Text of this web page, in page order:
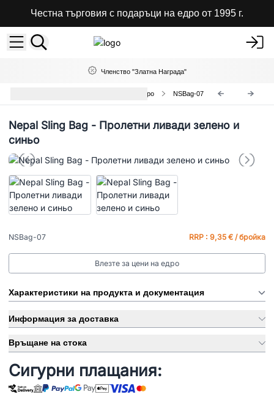
Честна търговия с подаръци на едро от 1995 г.
Членство "Златна Награда"
Непалски Чанти През Рамо на Едро NSBag-07
Nepal Sling Bag - Пролетни ливади зелено и
синьо
NSBag-07 RRP : 9,35 € / бройка
Влезте за цени на едро
Характеристики на продукта и документация
Информация за доставка
Връщане на стока
Сигурни плащания: